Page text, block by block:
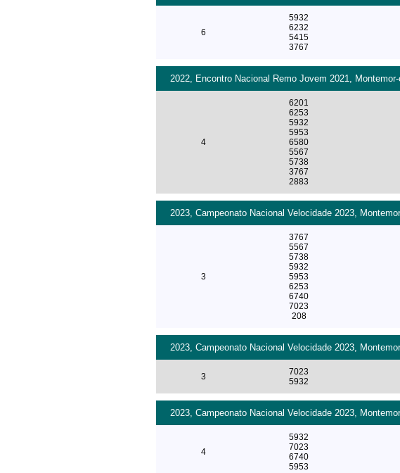
6
5932
6232
5415
3767
2022, Encontro Nacional Remo Jovem 2021,
4
6201
6253
5932
5953
6580
5567
5738
3767
2883
2023, Campeonato Nacional Velocidade 2023,
3
3767
5567
5738
5932
5953
6253
6740
7023
208
2023, Campeonato Nacional Velocidade 2023,
3
7023
5932
2023, Campeonato Nacional Velocidade 2023,
4
5932
7023
6740
5953